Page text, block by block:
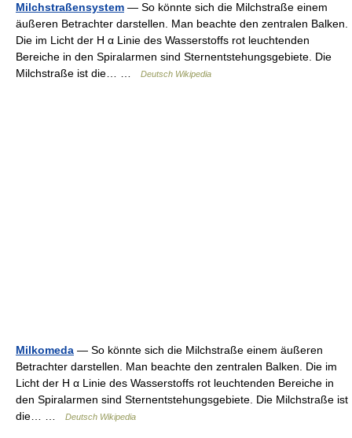
Milchstraßensystem — So könnte sich die Milchstraße einem
äußeren Betrachter darstellen. Man beachte den zentralen Balken.
Die im Licht der H α Linie des Wasserstoffs rot leuchtenden
Bereiche in den Spiralarmen sind Sternentstehungsgebiete. Die
Milchstraße ist die… …
Deutsch Wikipedia
Milkomeda — So könnte sich die Milchstraße einem äußeren
Betrachter darstellen. Man beachte den zentralen Balken. Die im
Licht der H α Linie des Wasserstoffs rot leuchtenden Bereiche in
den Spiralarmen sind Sternentstehungsgebiete. Die Milchstraße ist
die… …
Deutsch Wikipedia